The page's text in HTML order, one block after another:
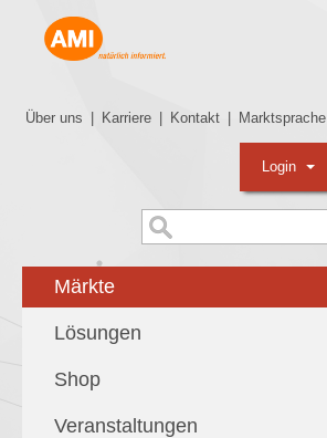
Über uns Karriere Kontakt Marktsprache
Login
Märkte
Lösungen
Shop
Veranstaltungen